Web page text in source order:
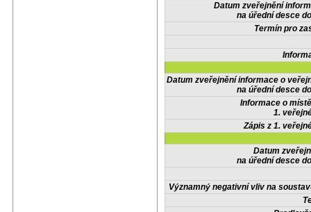
Datum zveřejnění
na úřední desce
Termín pro
Datum zveřejnění informace o
na úřední desce
Informace o
1.
Zápis z 1.
Datum
na úřední desce
Významný negativní vliv na